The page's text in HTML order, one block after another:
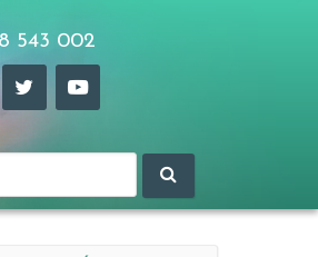
543 002